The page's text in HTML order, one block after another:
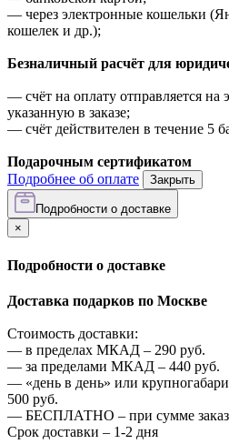
— через электронные кошельки
кошелек и др.);
Безналичный расчёт для
— счёт на оплату отправляется на
указанную в заказе;
— счёт действителен в течение 5
Подарочным сертификатом
Подробнее об оплате
Закрыть
Подробности о доставке
×
Подробности о доставке
Доставка подарков по Москве
Стоимость доставки:
— в пределах МКАД – 290 руб.
— за пределами МКАД – 440 руб.
— «день в день» или
500 руб.
— БЕСПЛАТНО – при сумме
Срок доставки – 1-2 дня